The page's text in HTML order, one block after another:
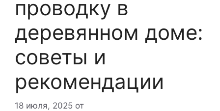
проводку в
деревянном доме:
советы и
рекомендации
18 июля, 2025 от